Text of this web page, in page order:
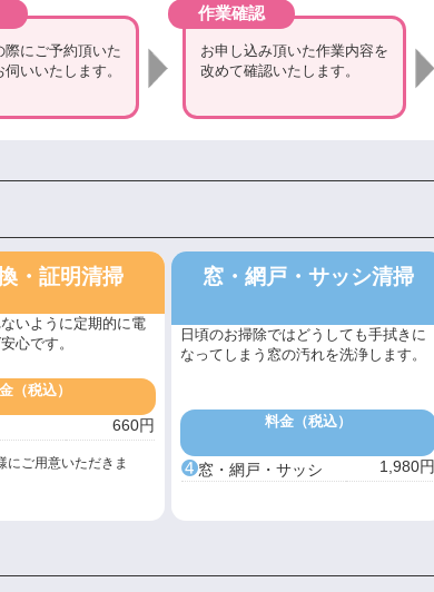
際にご予約頂いた
伺いいたします。
作業確認
お申し込み頂いた作業内容を
改めて確認いたします。
・証明清掃
いように定期的に電
心です。
（税込）
660円
ご用意いただきま
窓・網戸・サッシ清掃
日頃のお掃除ではどうしても手拭きに
なってしまう窓の汚れを洗浄します。
料金（税込）
➍窓・網戸・サッシ 1,980円